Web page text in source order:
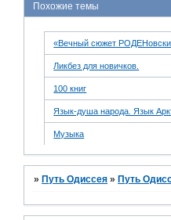
Похожие темы
«Вечный сюжет
Ликбез для новичков.
100 книг
Язык-душа народа. Язык
Музыка
» Путь Одиссея » Путь